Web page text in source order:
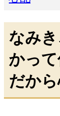
なみ
かっ
だか